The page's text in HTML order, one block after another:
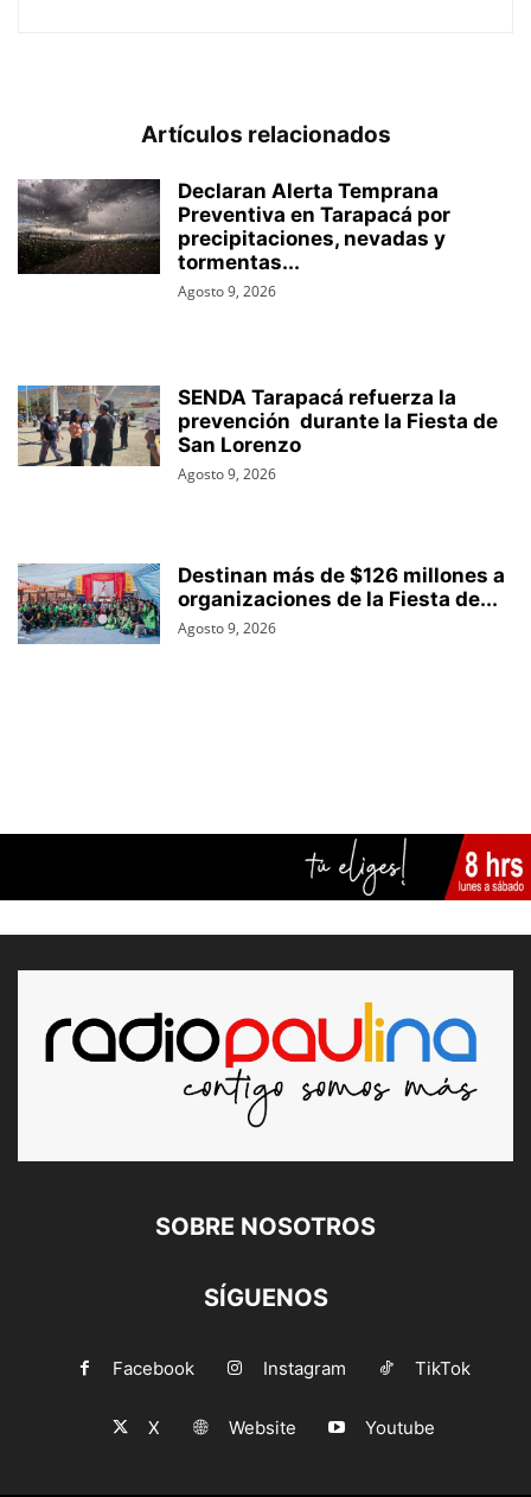
Artículos relacionados
Declaran Alerta Temprana
Preventiva en Tarapacá por
precipitaciones, nevadas y
tormentas...
Agosto 9, 2026
SENDA Tarapacá refuerza la
prevención durante la Fiesta de
San Lorenzo
Agosto 9, 2026
Destinan más de $126 millones a
organizaciones de la Fiesta de...
Agosto 9, 2026
SOBRE NOSOTROS
SÍGUENOS
Facebook Instagram TikTok
X Website Youtube